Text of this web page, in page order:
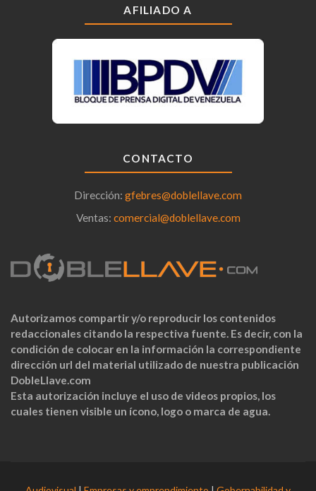
AFILIADO A
CONTACTO
Dirección: gfebres@doblellave.com
Ventas: comercial@doblellave.com
Autorizamos compartir y/o reproducir los contenidos
redaccionales citando la respectiva fuente. Es decir, con la
condición de colocar en la información la correspondiente
dirección url del material utilizado de nuestra publicación
DobleLlave.com
Esta autorización incluye el uso de videos propios, los
cuales tienen visible un ícono, logo o marca de agua.